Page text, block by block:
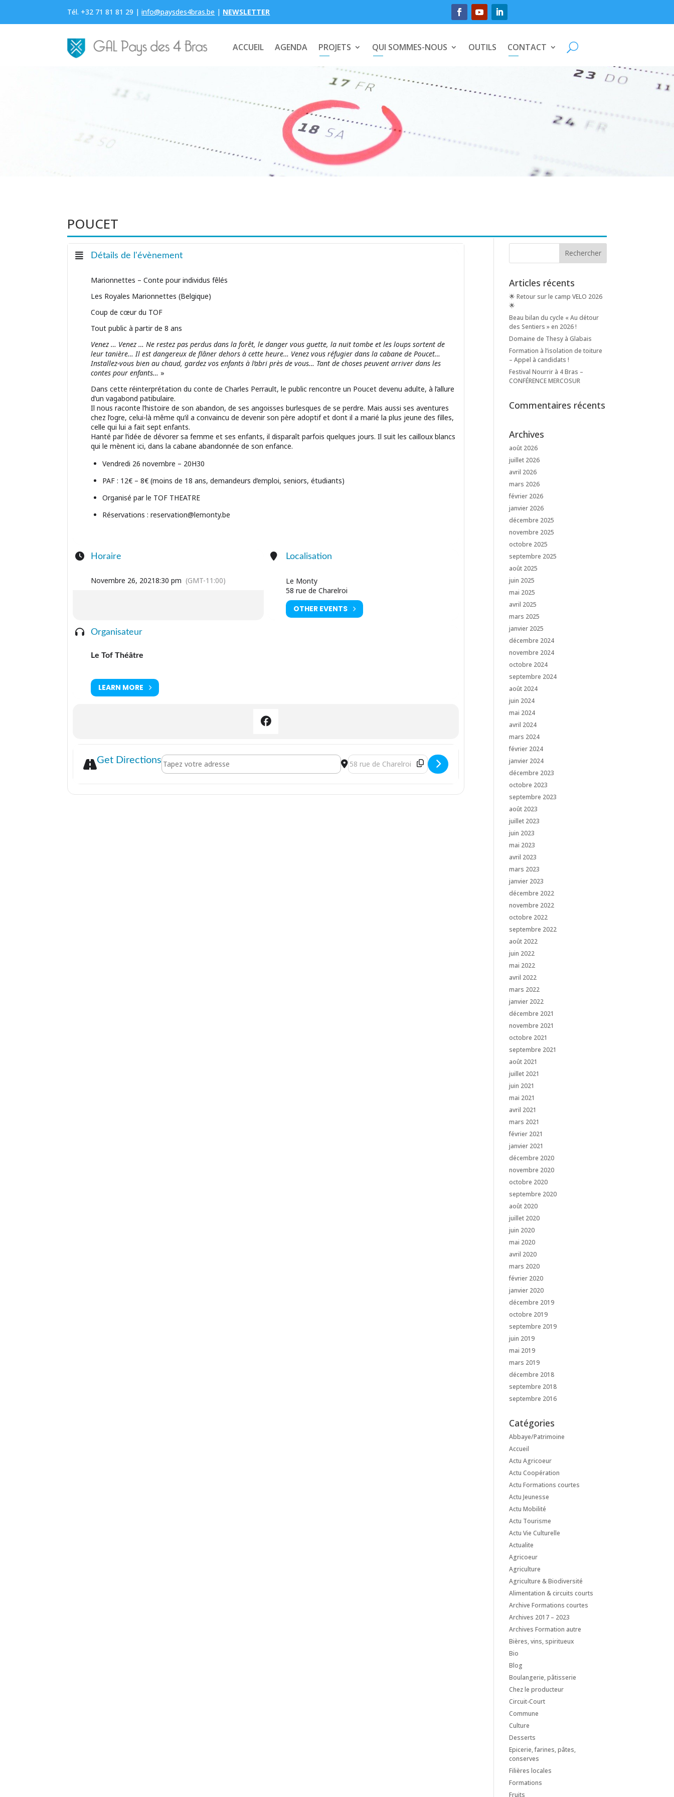
Tél. +32 71 81 81 29 | info@paysdes4bras.be | NEWSLETTER
ACCUEIL AGENDA PROJETS QUI SOMMES-NOUS OUTILS CONTACT
POUCET
Détails de l'évènement
Marionnettes – Conte pour individus fêlés
Les Royales Marionnettes (Belgique)
Coup de cœur du TOF
Tout public à partir de 8 ans
Venez … Venez … Ne restez pas perdus dans la forêt, le danger vous guette, la nuit tombe et les loups sortent de
leur tanière… Il est dangereux de flâner dehors à cette heure… Venez vous réfugier dans la cabane de Poucet…
Installez-vous bien au chaud, gardez vos enfants à l’abri près de vous… Tant de choses peuvent arriver dans les
contes pour enfants… »
Dans cette réinterprétation du conte de Charles Perrault, le public rencontre un Poucet devenu adulte, à l’allure
d’un vagabond patibulaire.
Il nous raconte l’histoire de son abandon, de ses angoisses burlesques de se perdre. Mais aussi ses aventures
chez l’ogre, celui-là même qu’il a convaincu de devenir son père adoptif et dont il a marié la plus jeune des filles,
celle qui lui a fait sept enfants.
Hanté par l’idée de dévorer sa femme et ses enfants, il disparaît parfois quelques jours. Il suit les cailloux blancs
qui le mènent ici, dans la cabane abandonnée de son enfance.
Vendredi 26 novembre – 20H30
PAF : 12€ – 8€ (moins de 18 ans, demandeurs d’emploi, seniors, étudiants)
Organisé par le TOF THEATRE
Réservations : reservation@lemonty.be
Horaire
Novembre 26, 20218:30 pm (GMT-11:00)
Localisation
Le Monty
58 rue de Charelroi
OTHER EVENTS
Organisateur
Le Tof Théâtre
LEARN MORE
Get DirectionsAddress - Poucet [tYBB2jvmc] Destination Address - Poucet [nBK6l0cHh]
Articles récents
🌟 Retour sur le camp VELO 2026
🌟
Beau bilan du cycle « Au détour
des Sentiers » en 2026 !
Domaine de Thesy à Glabais
Formation à l’isolation de toiture
– Appel à candidats !
Festival Nourrir à 4 Bras –
CONFÉRENCE MERCOSUR
Commentaires récents
Archives
août 2026
juillet 2026
avril 2026
mars 2026
février 2026
janvier 2026
décembre 2025
novembre 2025
octobre 2025
septembre 2025
août 2025
juin 2025
mai 2025
avril 2025
mars 2025
janvier 2025
décembre 2024
novembre 2024
octobre 2024
septembre 2024
août 2024
juin 2024
mai 2024
avril 2024
mars 2024
février 2024
janvier 2024
décembre 2023
octobre 2023
septembre 2023
août 2023
juillet 2023
juin 2023
mai 2023
avril 2023
mars 2023
janvier 2023
décembre 2022
novembre 2022
octobre 2022
septembre 2022
août 2022
juin 2022
mai 2022
avril 2022
mars 2022
janvier 2022
décembre 2021
novembre 2021
octobre 2021
septembre 2021
août 2021
juillet 2021
juin 2021
mai 2021
avril 2021
mars 2021
février 2021
janvier 2021
décembre 2020
novembre 2020
octobre 2020
septembre 2020
août 2020
juillet 2020
juin 2020
mai 2020
avril 2020
mars 2020
février 2020
janvier 2020
décembre 2019
octobre 2019
septembre 2019
juin 2019
mai 2019
mars 2019
décembre 2018
septembre 2018
septembre 2016
Catégories
Abbaye/Patrimoine
Accueil
Actu Agricoeur
Actu Coopération
Actu Formations courtes
Actu Jeunesse
Actu Mobilité
Actu Tourisme
Actu Vie Culturelle
Actualite
Agricoeur
Agriculture
Agriculture & Biodiversité
Alimentation & circuits courts
Archive Formations courtes
Archives 2017 – 2023
Archives Formation autre
Bières, vins, spiritueux
Bio
Blog
Boulangerie, pâtisserie
Chez le producteur
Circuit-Court
Commune
Culture
Desserts
Epicerie, farines, pâtes,
conserves
Filières locales
Formations
Fruits